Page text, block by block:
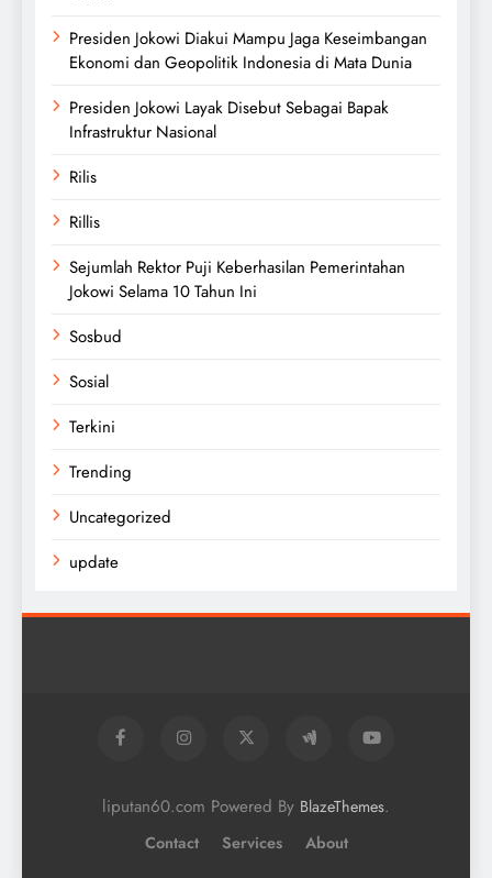
Presiden Jokowi Diakui Mampu Jaga Keseimbangan
Ekonomi dan Geopolitik Indonesia di Mata Dunia
Presiden Jokowi Layak Disebut Sebagai Bapak
Infrastruktur Nasional
Rilis
Rillis
Sejumlah Rektor Puji Keberhasilan Pemerintahan
Jokowi Selama 10 Tahun Ini
Sosbud
Sosial
Terkini
Trending
Uncategorized
update
liputan60.com Powered By BlazeThemes.
Contact Services About